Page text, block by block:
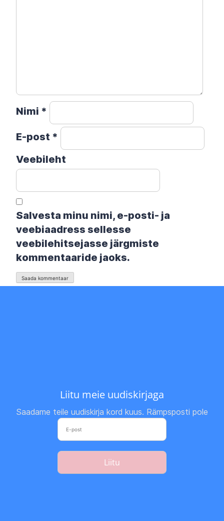
Nimi *
E-post *
Veebileht
Salvesta minu nimi, e-posti- ja
veebiaadress sellesse
veebilehitsejasse järgmiste
kommentaaride jaoks.
Liitu meie uudiskirjaga
Saadame teile uudiskirja kord kuus. Rämpsposti pole
Liitu